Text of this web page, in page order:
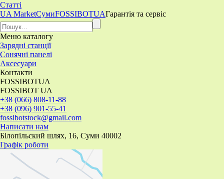
Статті
UA MarketСумиFOSSIBOTUAГарантія та сервіс
Меню каталогу
Зарядні станції
Сонячні панелі
Аксесуари
Контакти
FOSSIBOTUA
FOSSIBOT UA
+38 (066) 808-11-88
+38 (096) 901-55-41
fossibotstock@gmail.com
Написати нам
Білопільский шлях, 16, Суми 40002
Графік роботи